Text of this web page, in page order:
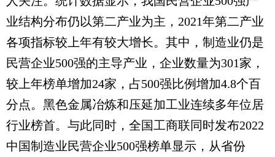
业结构分布仍以第二产业为主，2021年第二产业
各项指标较上年有较大增长。其中，制造业仍是
民营企业500强的主导产业，企业数量为301家，
较上年榜单增加24家，占500强比例增加4.8个百
分点。黑色金属冶炼和压延加工业连续多年位居
行业榜首。与此同时，全国工商联同时发布2022
中国制造业民营企业500强榜单显示，从省份